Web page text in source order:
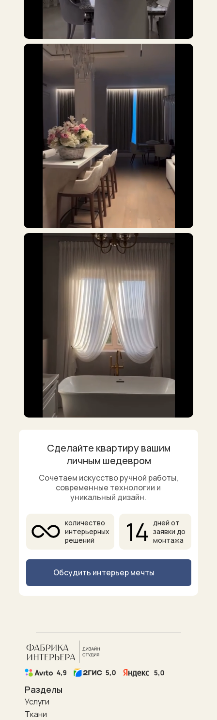
особым вниманием к
деталям
Сделайте квартиру вашим
личным шедевром
Сочетаем искусство ручной работы,
современные технологии и
уникальный дизайн.
Обсудить интерьер мечты
14
дней от
заявки до
монтажа
количество
интерьерных
решений
Разделы
Ткани
Услуги